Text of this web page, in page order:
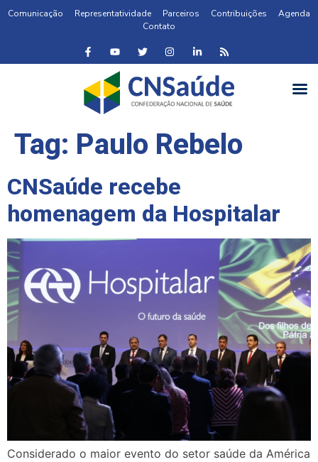
Comunicação Representatividade Parceiros Contribuições
Agenda
Contato
Tag: Paulo Rebelo
CNSaúde recebe
homenagem da Hospitalar
Considerado o maior evento do setor saúde da América